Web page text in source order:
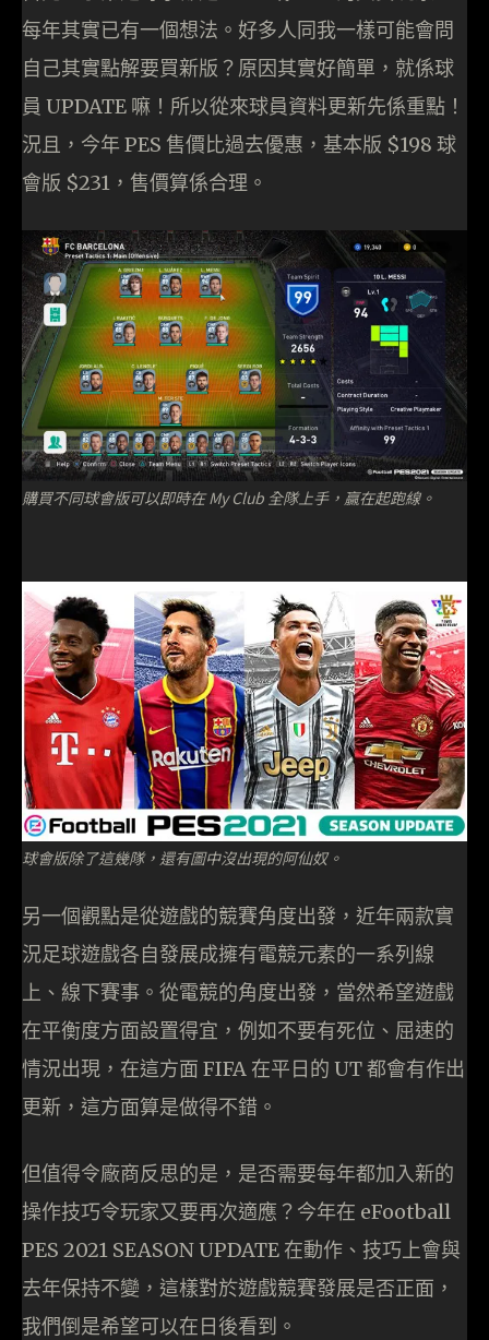
每年其實已有一個想法。好多人同我一樣可能會問
自己其實點解要買新版？原因其實好簡單，就係球
員 UPDATE 嘛！所以從來球員資料更新先係重點！
況且，今年 PES 售價比過去優惠，基本版 $198 球
會版 $231，售價算係合理。
購買不同球會版可以即時在 My Club 全隊上手，贏在起跑線。
球會版除了這幾隊，還有圖中沒出現的阿仙奴。
另一個觀點是從遊戲的競賽角度出發，近年兩款實
況足球遊戲各自發展成擁有電競元素的一系列線
上、線下賽事。從電競的角度出發，當然希望遊戲
在平衡度方面設置得宜，例如不要有死位、屈速的
情況出現，在這方面 FIFA 在平日的 UT 都會有作出
更新，這方面算是做得不錯。
但值得令廠商反思的是，是否需要每年都加入新的
操作技巧令玩家又要再次適應？今年在 eFootball
PES 2021 SEASON UPDATE 在動作、技巧上會與
去年保持不變，這樣對於遊戲競賽發展是否正面，
我們倒是希望可以在日後看到。